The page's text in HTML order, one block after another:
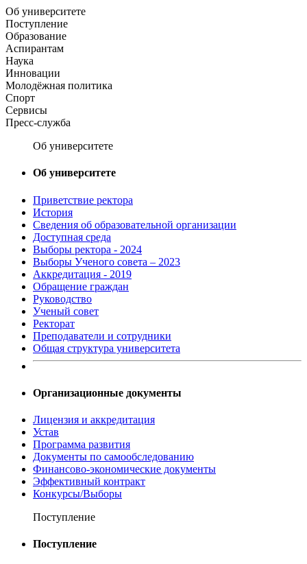
Об университете
Поступление
Образование
Аспирантам
Наука
Инновации
Молодёжная политика
Спорт
Сервисы
Пресс-служба
Об университете
Об университете
Приветствие ректора
История
Сведения об образовательной организации
Доступная среда
Выборы ректора - 2024
Выборы Ученого совета – 2023
Аккредитация - 2019
Обращение граждан
Руководство
Ученый совет
Ректорат
Преподаватели и сотрудники
Общая структура университета
Организационные документы
Лицензия и аккредитация
Устав
Программа развития
Документы по самообследованию
Финансово-экономические документы
Эффективный контракт
Конкурсы/Выборы
Поступление
Поступление